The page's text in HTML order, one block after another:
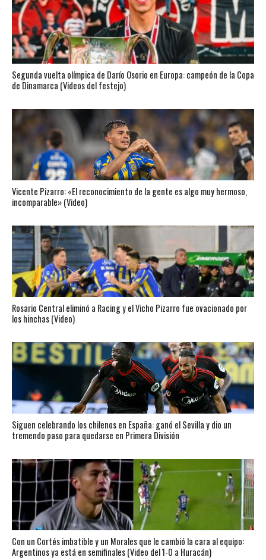
Segunda vuelta olímpica de Darío Osorio en Europa: campeón de la Copa
de Dinamarca (Videos del festejo)
Vicente Pizarro: «El reconocimiento de la gente es algo muy hermoso,
incomparable» (Video)
Rosario Central eliminó a Racing y el Vicho Pizarro fue ovacionado por
los hinchas (Video)
Siguen celebrando los chilenos en España: ganó el Sevilla y dio un
tremendo paso para quedarse en Primera División
Con un Cortés imbatible y un Morales que le cambió la cara al equipo:
Argentinos ya está en semifinales (Video del 1-0 a Huracán)